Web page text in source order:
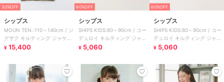
30%OFF
シップス
MOUN TEN.:110～140cm / ジ
グザク キルティング ジャケッ
ト
¥ 15,400
60%OFF
シップス
SHIPS KIDS:80～90cm / コー
デュロイ キルティング ジャケ
ット
¥ 5,060
60%OFF
シップス
SHIPS KIDS:80～90cm / コー
デュロイ キルティング ジャケ
ット
¥ 5,060